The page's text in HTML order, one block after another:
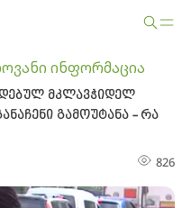
ინფორმაცია
მკლავჭიდელ
გამოუტანა - რა
826